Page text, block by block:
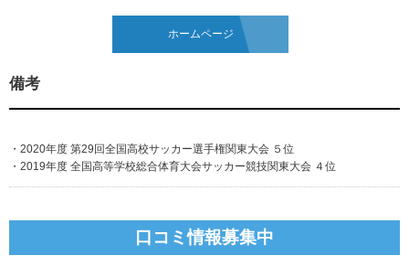
ホームページ
備考
・2020年度 第29回全国高校サッカー選手権関東大会 ５位
・2019年度 全国高等学校総合体育大会サッカー競技関東大会 ４位
口コミ情報募集中